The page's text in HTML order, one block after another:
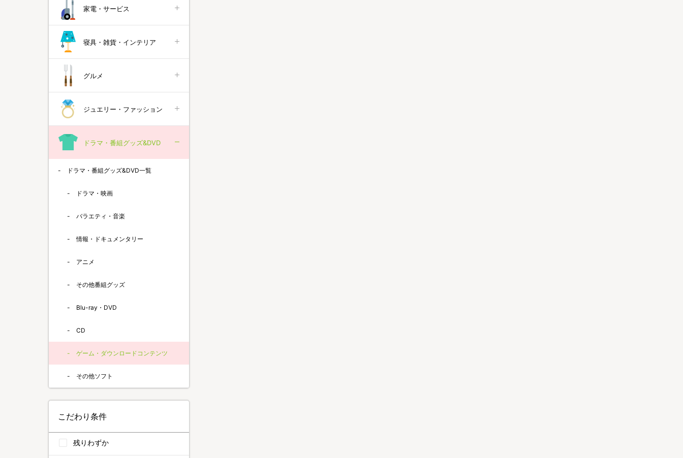
家電・サービス
寝具・雑貨・インテリア
グルメ
ジュエリー・ファッション
ドラマ・番組グッズ&DVD
ドラマ・番組グッズ&DVD一覧
ドラマ・映画
バラエティ・音楽
情報・ドキュメンタリー
アニメ
その他番組グッズ
Blu-ray・DVD
CD
ゲーム・ダウンロードコンテンツ
その他ソフト
こだわり条件
残りわずか